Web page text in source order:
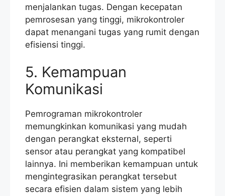
menjalankan tugas. Dengan kecepatan
pemrosesan yang tinggi, mikrokontroler
dapat menangani tugas yang rumit dengan
efisiensi tinggi.
5. Kemampuan
Komunikasi
Pemrograman mikrokontroler
memungkinkan komunikasi yang mudah
dengan perangkat eksternal, seperti
sensor atau perangkat yang kompatibel
lainnya. Ini memberikan kemampuan untuk
mengintegrasikan perangkat tersebut
secara efisien dalam sistem yang lebih